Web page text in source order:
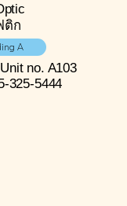
ติก
A
Unit no. A103
325-5444